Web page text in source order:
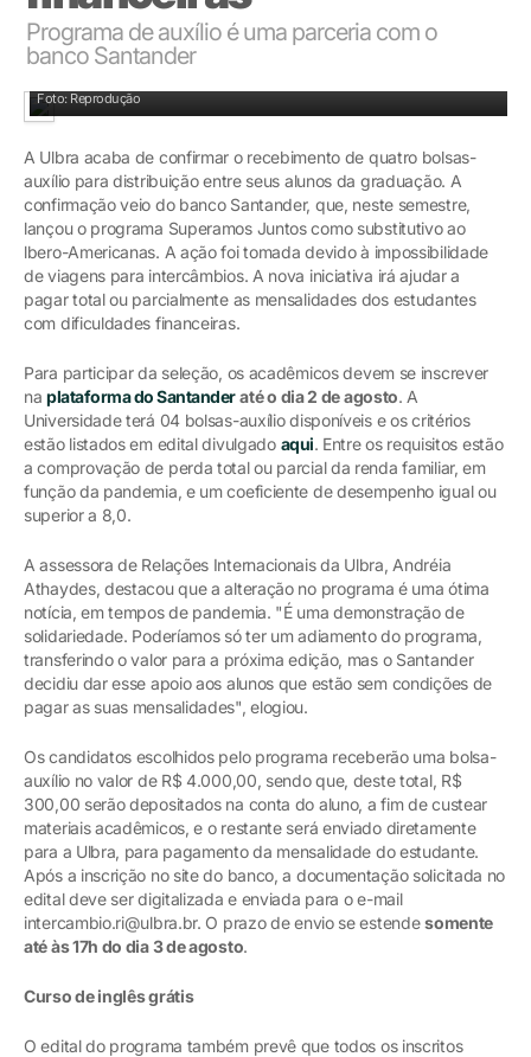
Programa de auxílio é uma parceria com o
banco Santander
Foto: Reprodução
A Ulbra acaba de confirmar o recebimento de quatro bolsas-
auxílio para distribuição entre seus alunos da graduação. A
confirmação veio do banco Santander, que, neste semestre,
lançou o programa Superamos Juntos como substitutivo ao
lbero-Americanas. A ação foi tomada devido à impossibilidade
de viagens para intercâmbios. A nova iniciativa irá ajudar a
pagar total ou parcialmente as mensalidades dos estudantes
com dificuldades financeiras.
Para participar da seleção, os acadêmicos devem se inscrever
naplataforma do Santander até o dia 2 de agosto. A
Universidade terá 04 bolsas-auxílio disponíveis e os critérios
estão listados em edital divulgado aqui. Entre os requisitos estão
a comprovação de perda total ou parcial da renda familiar, em
função da pandemia, e um coeficiente de desempenho igual ou
superior a 8,0.
A assessora de Relações Internacionais da Ulbra, Andréia
Athaydes, destacou que a alteração no programa é uma ótima
notícia, em tempos de pandemia. "É uma demonstração de
solidariedade. Poderíamos só ter um adiamento do programa,
transferindo o valor para a próxima edição, mas o Santander
decidiu dar esse apoio aos alunos que estão sem condições de
pagar as suas mensalidades", elogiou.
Os candidatos escolhidos pelo programa receberão uma bolsa-
auxílio no valor de R$ 4.000,00, sendo que, deste total, R$
300,00 serão depositados na conta do aluno, a fim de custear
materiais acadêmicos, e o restante será enviado diretamente
para a Ulbra, para pagamento da mensalidade do estudante.
Após a inscrição no site do banco, a documentação solicitada no
edital deve ser digitalizada e enviada para o e-mail
intercambio.ri@ulbra.br. O prazo de envio se estendesomente
até às 17h do dia 3 de agosto.
Curso de inglês grátis
O edital do programa também prevê que todos os inscritos